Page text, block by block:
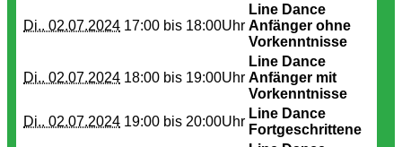
Di.. 02.07.2024 17:00 bis 18:00Uhr
Line Dance
Anfänger ohne
Vorkenntnisse
Di.. 02.07.2024 18:00 bis 19:00Uhr
Line Dance
Anfänger mit
Vorkenntnisse
Di.. 02.07.2024 19:00 bis 20:00Uhr
Line Dance
Fortgeschrittene